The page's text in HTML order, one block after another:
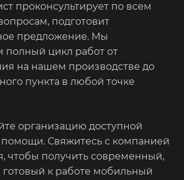
проконсультирует по всем
подготовит
предложение. Мы
полный цикл работ от
на нашем производстве до
пункта в любой точке
организацию доступной
Свяжитесь с компанией
чтобы получить современный,
к работе мобильный